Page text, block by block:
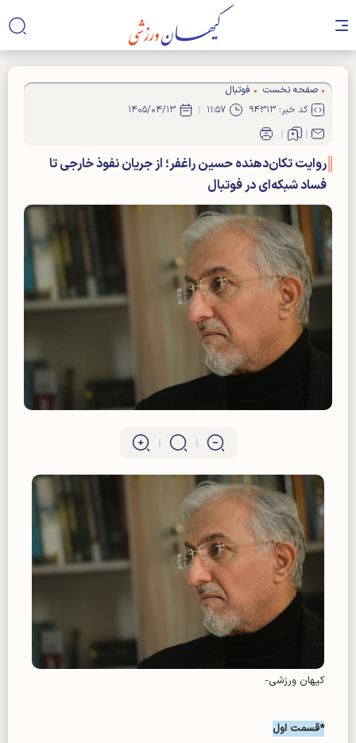
صفحه نخست
فوتبال
کد خبر: ۹۴۳۱۳
۱۱:۵۷ ۱۴۰۵/۰۴/۱۳
روایت تکان‌دهنده حسین راغفر؛ از جریان نفوذ خارجی تا
فساد شبکه‌ای در فوتبال
کیهان ورزشی-
*قسمت اول